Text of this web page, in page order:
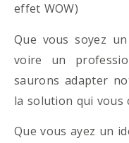
effet WOW)
Que vous soyez
voire un
saurons adapter
la solution qui vous
Que vous ayez un